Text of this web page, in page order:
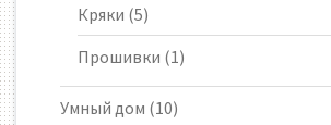
Кряки (5)
Прошивки (1)
Умный дом (10)